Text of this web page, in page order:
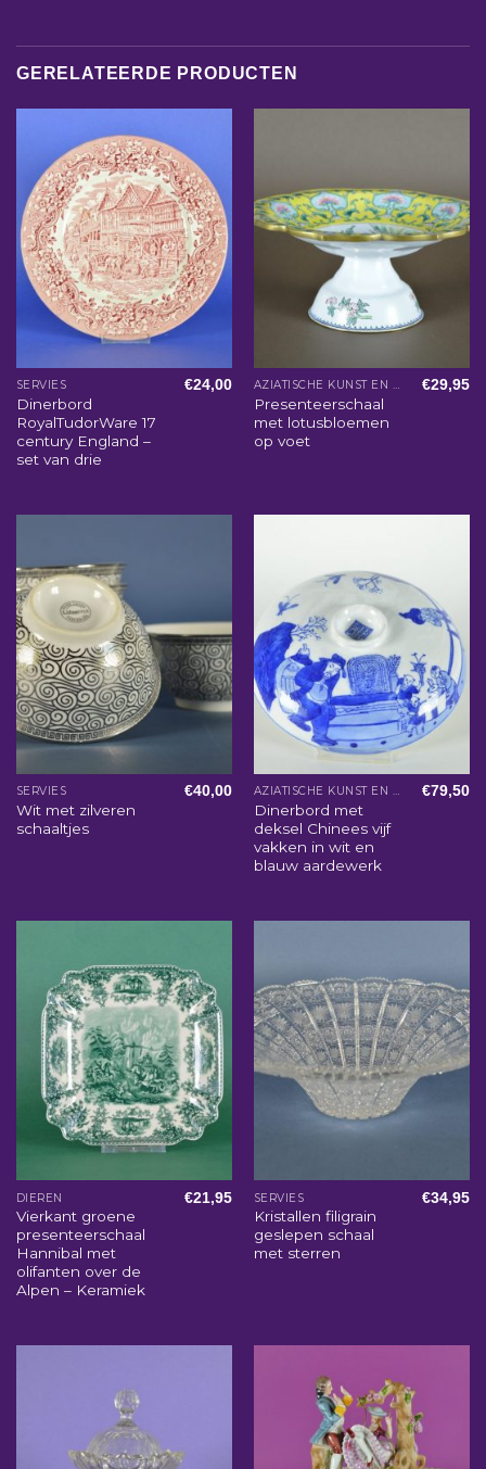
GERELATEERDE PRODUCTEN
SERVIES
Dinerbord
RoyalTudorWare 17
century England –
set van drie
€24,00 AZIATISCHE KUNST EN WOONACCESSOIRES
Presenteerschaal
met lotusbloemen
op voet
€29,95
SERVIES
Wit met zilveren
schaaltjes
€40,00 AZIATISCHE KUNST EN WOONACCESSOIRES
Dinerbord met
deksel Chinees vijf
vakken in wit en
blauw aardewerk
€79,50
DIEREN
Vierkant groene
presenteerschaal
Hannibal met
olifanten over de
Alpen – Keramiek
€21,95 SERVIES
Kristallen filigrain
geslepen schaal
met sterren
€34,95